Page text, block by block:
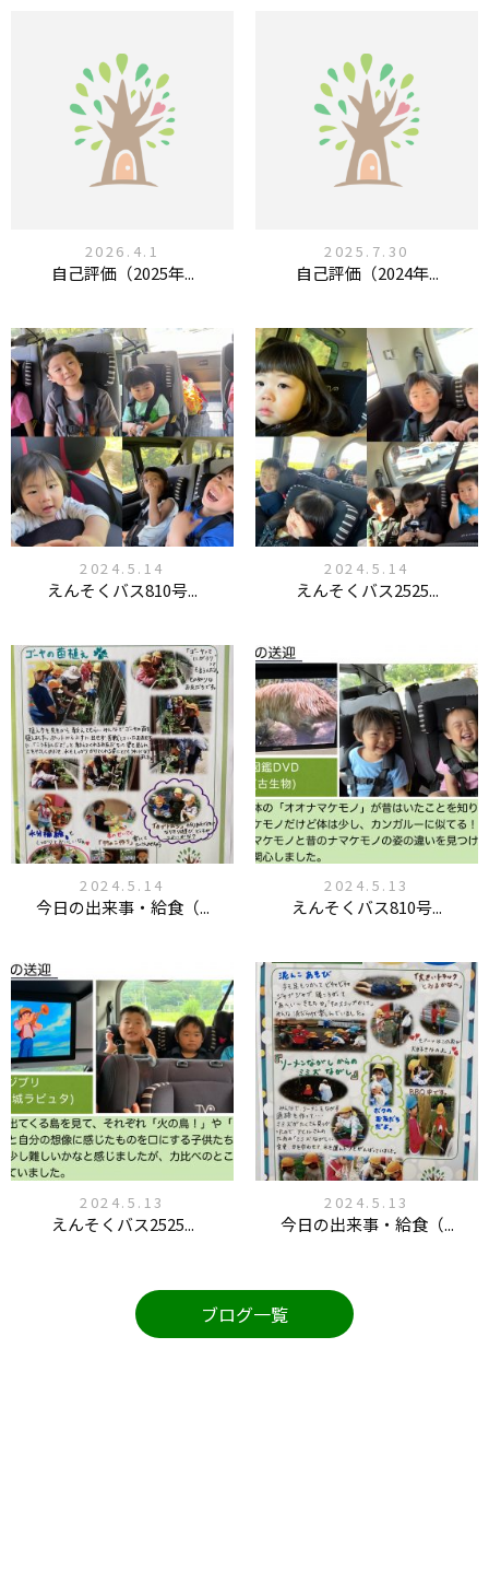
2026.4.1
自己評価（2025年...
2025.7.30
自己評価（2024年...
2024.5.14
えんそくバス810号...
2024.5.14
えんそくバス2525...
2024.5.14
今日の出来事・給食（...
2024.5.13
えんそくバス810号...
2024.5.13
えんそくバス2525...
2024.5.13
今日の出来事・給食（...
ブログ一覧